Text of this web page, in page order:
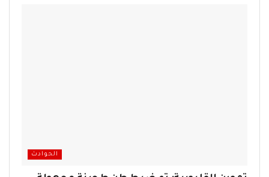
الحوادث